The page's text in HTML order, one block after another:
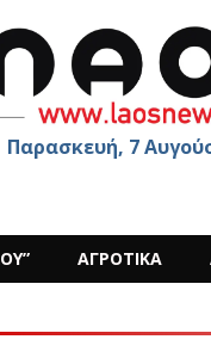
Παρασκευή, 7
ΑΓΡΟΤΙΚΑ